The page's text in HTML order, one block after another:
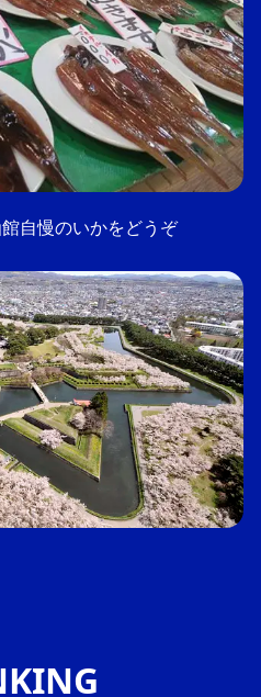
自慢のいかをどうぞ